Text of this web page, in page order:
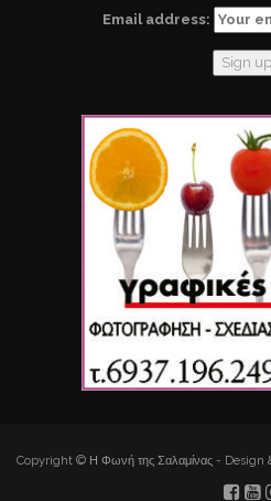
Email address:
Copyright © Η Φωνή της Σαλαμίνας -